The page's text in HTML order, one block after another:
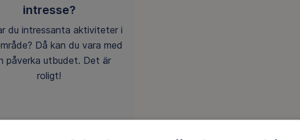
intresse?
du intressanta aktiviteter i
Då kan du vara med
påverka utbudet. Det är
roligt!